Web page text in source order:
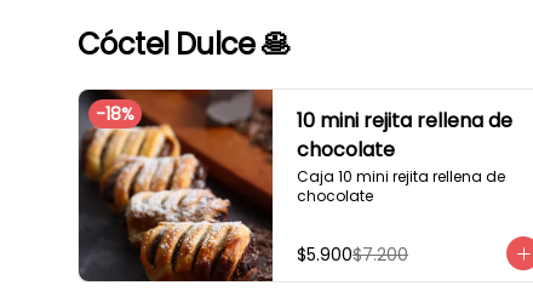
Cóctel Dulce 🥞
-18%
10 mini rejita rellena de
chocolate
Caja 10 mini rejita rellena de
chocolate
$5.900$7.200